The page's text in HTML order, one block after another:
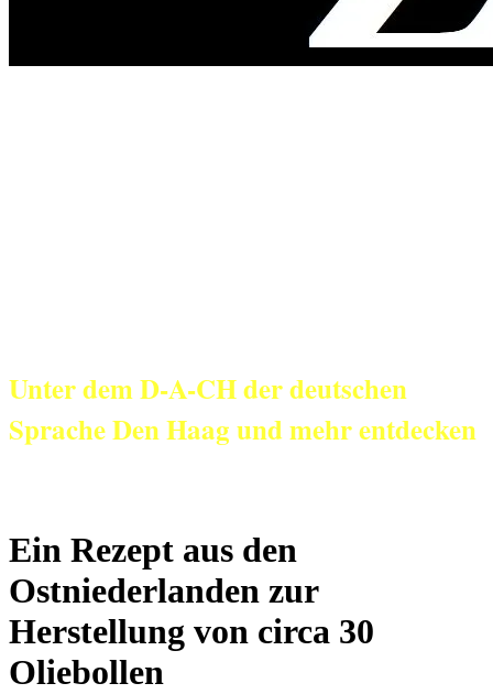
Unter dem D-A-CH der deutschen
Sprache Den Haag und mehr entdecken
Ein Rezept aus den
Ostniederlanden zur
Herstellung von circa 30
Oliebollen